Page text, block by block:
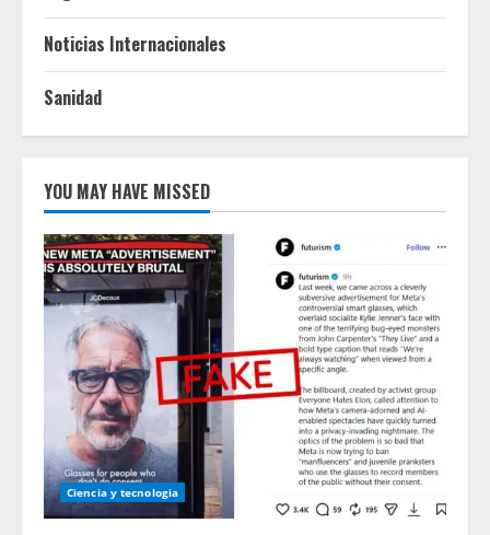
Noticias Internacionales
Sanidad
YOU MAY HAVE MISSED
Ciencia y tecnologia